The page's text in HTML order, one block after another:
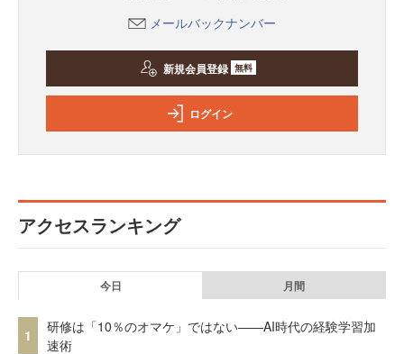
メールバックナンバー
新規会員登録 無料
ログイン
アクセスランキング
今日 月間
1
研修は「10％のオマケ」ではない——AI時代の経験学習加
速術